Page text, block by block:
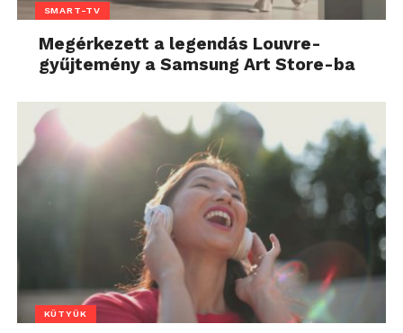
SMART-TV
Megérkezett a legendás Louvre-
gyűjtemény a Samsung Art Store-ba
KÜTYÜK